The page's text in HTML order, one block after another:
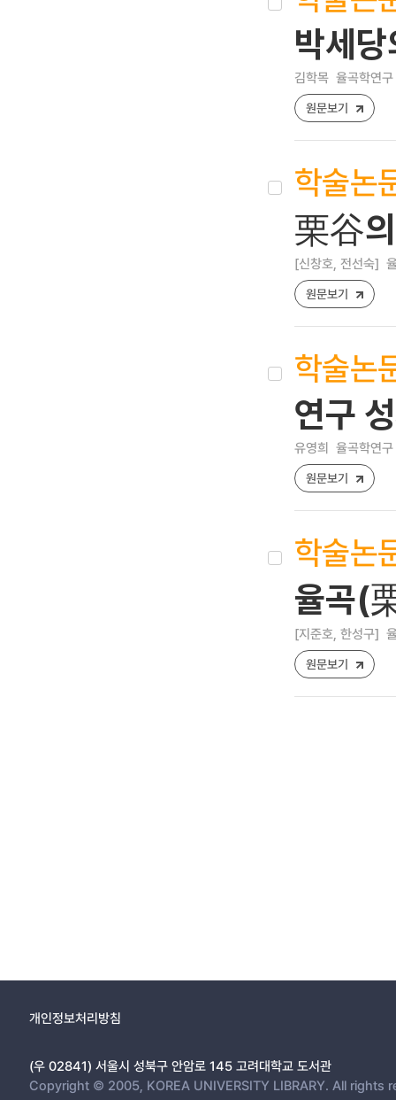
박세당
김학목 율곡학연
원문보기
학술논
栗谷
[신창호, 전선숙]
원문보기
학술논
연구
유영희 율곡학연
원문보기
학술논
율곡(
[지준호, 한성구]
원문보기
개인정보처리방침
(우 02841) 서울시 성북구 안암로 145 고려대학교 도서관
Copyright © 2005, KOREA UNIVERSITY LIBRARY. All rights